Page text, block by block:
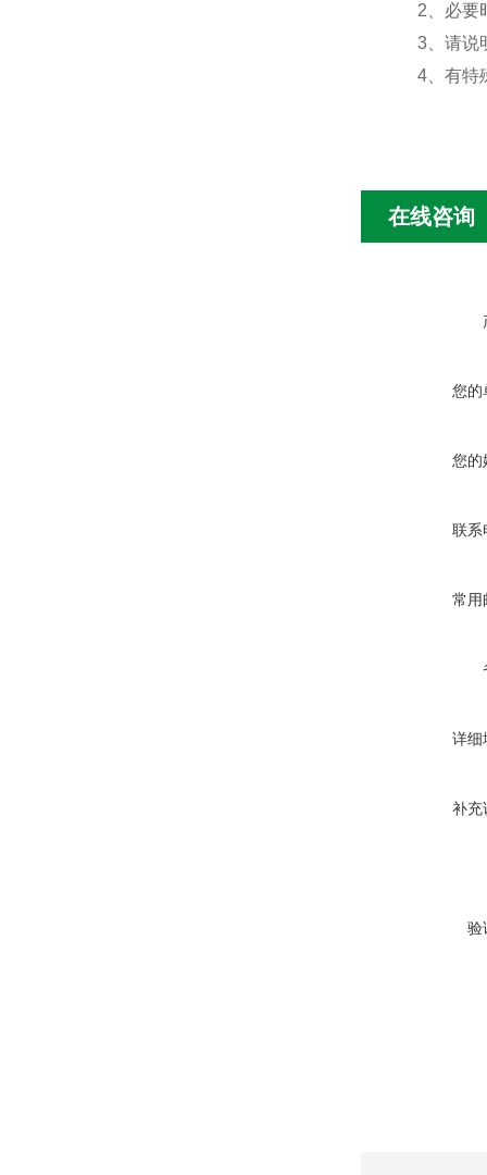
2、必要时
3、请说明
4、有特殊
在线咨询
您的
您的
联系
常用
详细
补充
验